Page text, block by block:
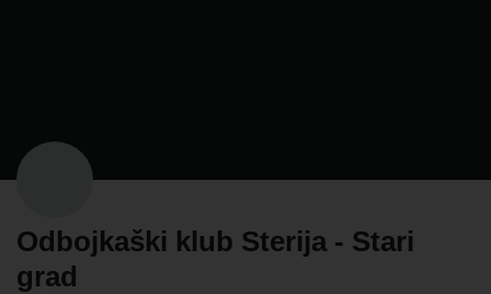
Odbojkaški klub Sterija - Stari
grad